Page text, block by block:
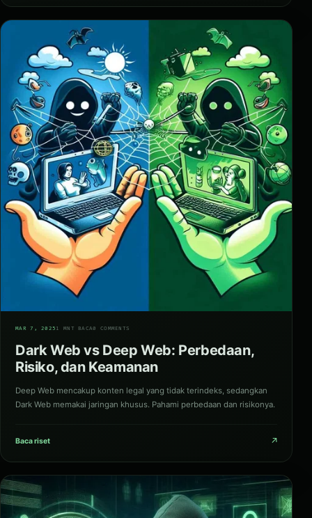
MAR 7, 2025 1 MNT BACA0 COMMENTS
Dark Web vs Deep Web: Perbedaan,
Risiko, dan Keamanan
Deep Web mencakup konten legal yang tidak terindeks, sedangkan
Dark Web memakai jaringan khusus. Pahami perbedaan dan risikonya.
Baca riset ↗